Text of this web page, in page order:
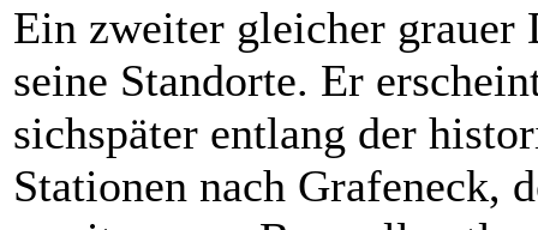
Ein zweiter gleicher grauer
seine Standorte. Er
sichspäter entlang der
Stationen nach Grafeneck,